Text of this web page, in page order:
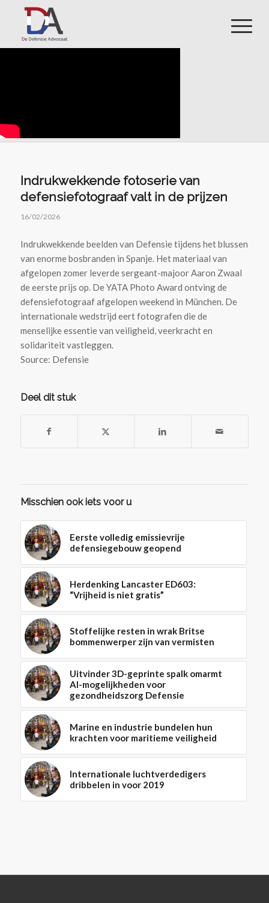
Indrukwekkende fotoserie van
defensiefotograaf valt in de prijzen
16/02/2026
Indrukwekkende beelden van Defensie tijdens het blussen
van enorme bosbranden in Spanje. Het materiaal van
afgelopen zomer leverde sergeant-majoor Aaron Zwaal
de eerste prijs op. De YATA Photo Award ontving de
defensiefotograaf afgelopen weekend in München. De
internationale wedstrijd eert fotografen die de
menselijke essentie van veiligheid, veerkracht en
solidariteit vastleggen.
Source: Defensie
Deel dit stuk
Misschien ook iets voor u
Eerste volledig emissievrije
defensiegebouw geopend
Herdenking Lancaster ED603:
“Vrijheid is niet gratis”
Stoffelijke resten in wrak Britse
bommenwerper zijn van vermisten
Uitvinder 3D-geprinte spalk omarmt
AI-mogelijkheden voor
gezondheidszorg Defensie
Marine en industrie bundelen hun
krachten voor maritieme veiligheid
Internationale luchtverdedigers
dribbelen in voor 2019